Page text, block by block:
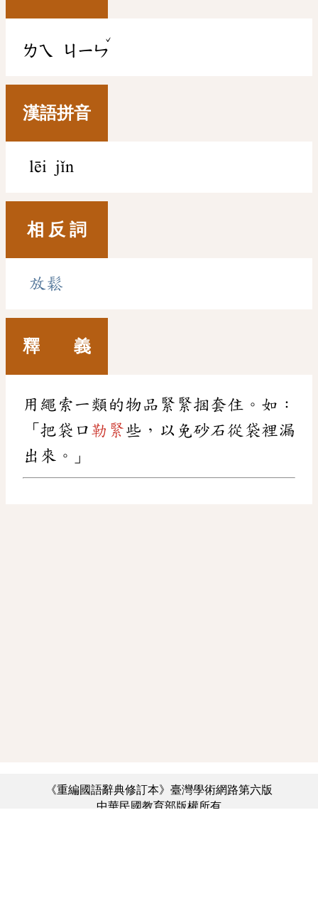
ㄌㄟ ㄐㄧㄣ
ˇ
漢語拼音
lēi jǐn
相 反 詞
放鬆
釋 義
用繩索一類的物品緊緊捆套住。如：
「把袋口 勒緊些，以免砂石從袋裡漏
出來。」
《重編國語辭典修訂本》臺灣學術網路第六版
中華民國教育部版權所有